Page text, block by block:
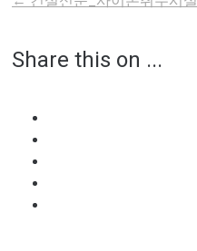
navigation
Share this on ...